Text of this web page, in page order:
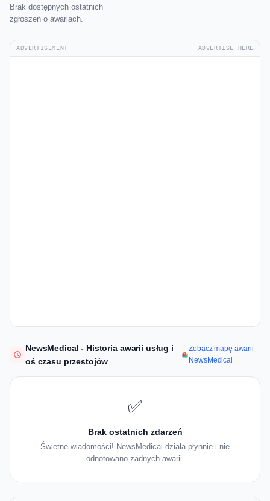
Brak dostępnych ostatnich
zgłoszeń o awariach.
ADVERTISEMENT ADVERTISE HERE
NewsMedical - Historia awarii usług i
oś czasu przestojów
Zobacz mapę awarii
NewsMedical
✅
Brak ostatnich zdarzeń
Świetne wiadomości! NewsMedical działa płynnie i nie
odnotowano żadnych awarii.